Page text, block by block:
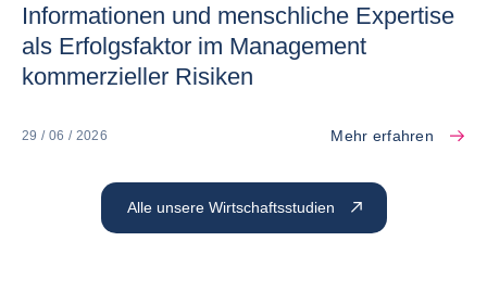
Alle unsere Wirtschaftsstudien
Informationen und menschliche Expertise
als Erfolgsfaktor im Management
kommerzieller Risiken
29 / 06 / 2026 Mehr erfahren